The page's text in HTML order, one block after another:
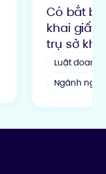
Có bắt
khai giấy
trụ sở
Luật doanh
Ngành